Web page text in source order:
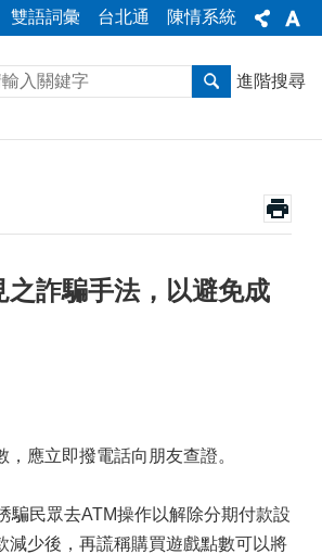
雙語詞彙 台北通 陳情系統
進階搜尋
詐騙手法，以避免成
應立即撥電話向朋友查證。
騙民眾去ATM操作以解除分期付款設
減少後，再謊稱購買遊戲點數可以將